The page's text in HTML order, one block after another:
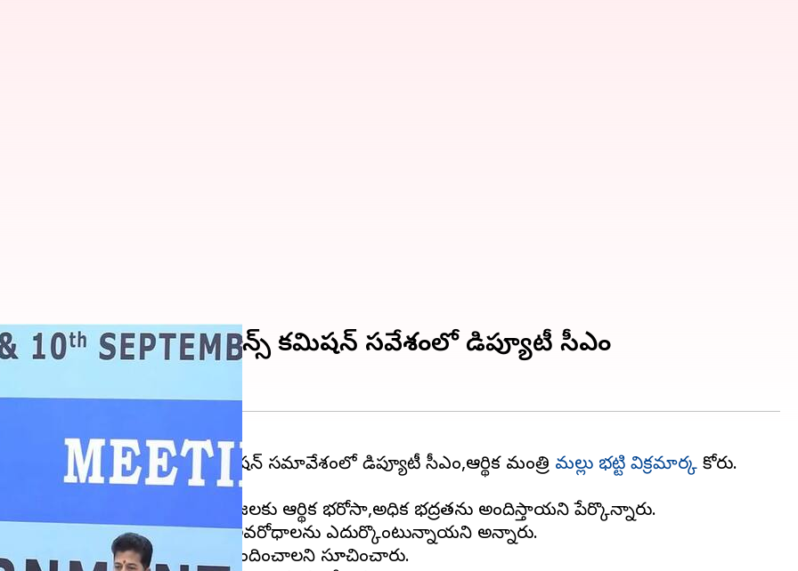
పెంచండి.. 16వ ఫైనాన్స్ కమిషన్ సమావేశంలో డిప్యూటీ సీఎం
లో జరుగుతున్న 16వ ఫైనాన్స్ కమిషన్ సమావేశంలో డిప్యూటీ సీఎం,ఆర్థిక మంత్రి మల్లు భట్టి విక్రమార్క కోరారు.
పెంచాలని సూచించారు.
అని చెప్పారు.ఈ విధానాలు ప్రజలకు ఆర్థిక భరోసా,అధిక భద్రతను అందిస్తాయని పేర్కొన్నారు.
ఉంచడం వల్ల రాష్ట్రాలు అవరోధాలను ఎదుర్కొంటున్నాయని అన్నారు.
రూపొందించడానికి స్వాతంత్యాన్ని అందించాలని సూచించారు.